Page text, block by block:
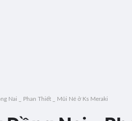
Nai _ Phan Thiết _ Mũi Né ở Ks Meraki